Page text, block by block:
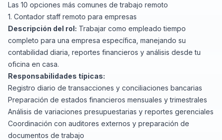
Las 10 opciones más comunes de trabajo remoto
1. Contador staff remoto para empresas
Descripción del rol: Trabajar como empleado tiempo
completo para una empresa específica, manejando su
contabilidad diaria, reportes financieros y análisis desde tu
oficina en casa.
Responsabilidades típicas:
Registro diario de transacciones y conciliaciones bancarias
Preparación de estados financieros mensuales y trimestrales
Análisis de variaciones presupuestarias y reportes gerenciales
Coordinación con auditores externos y preparación de
documentos de trabajo